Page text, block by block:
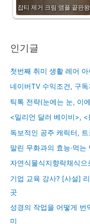
잡티 제거 크림 앰플 끝판왕
인기글
첫번째 취미 생활 레어
네이버TV 수익조건, 구
틱톡 전략(눈에는 눈, 이
<밀리언 달러 베이비>,
독보적인 공주 캐릭터,
말린 무화과의 효능·먹는
자연식물식지향락채식
기업 교육 강사? [사설]
곳
성경의 작업을 어떻게 번
미